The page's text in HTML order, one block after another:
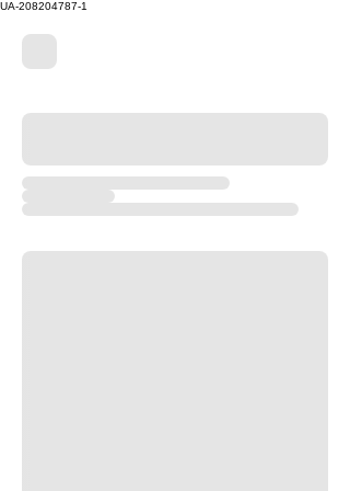
UA-208204787-1